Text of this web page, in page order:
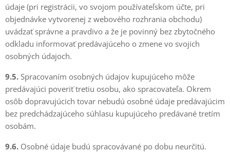
údaje (pri registrácii, vo svojom používateľskom účte, pri
objednávke vytvorenej z webového rozhrania obchodu)
uvádzať správne a pravdivo a že je povinný bez zbytočného
odkladu informovať predávajúceho o zmene vo svojich
osobných údajoch.
9.5. Spracovaním osobných údajov kupujúceho môže
predávajúci poveriť tretiu osobu, ako spracovateľa. Okrem
osôb dopravujúcich tovar nebudú osobné údaje predávajúcim
bez predchádzajúceho súhlasu kupujúceho predávané tretím
osobám.
9.6. Osobné údaje budú spracovávané po dobu neurčitú.